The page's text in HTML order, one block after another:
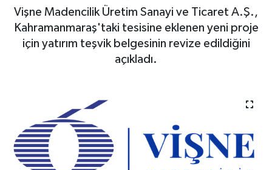
Vişne Madencilik Üretim Sanayi ve Ticaret A.Ş.,
Kahramanmaraş'taki tesisine eklenen yeni proje
için yatırım teşvik belgesinin revize edildiğini
açıkladı.
BIST 100 Isı Haritası
Coin Isı Haritası